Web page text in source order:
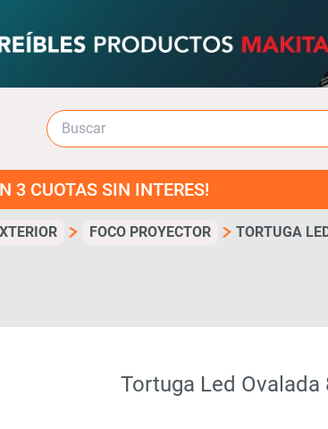
SIN INTERES!
FOCO PROYECTOR TORTUGA
Tortuga Led Ovalada